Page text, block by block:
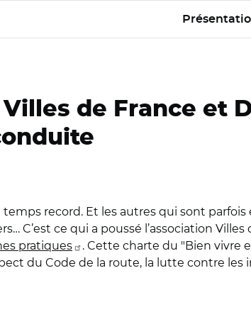
de France et
record. Et les autres qui sont parfois
C’est ce qui a poussé l’association
pratiques
. Cette charte du "Bien vivre
du Code de la route, la lutte contre les